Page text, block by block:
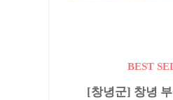
BEST
[창녕군] 창녕